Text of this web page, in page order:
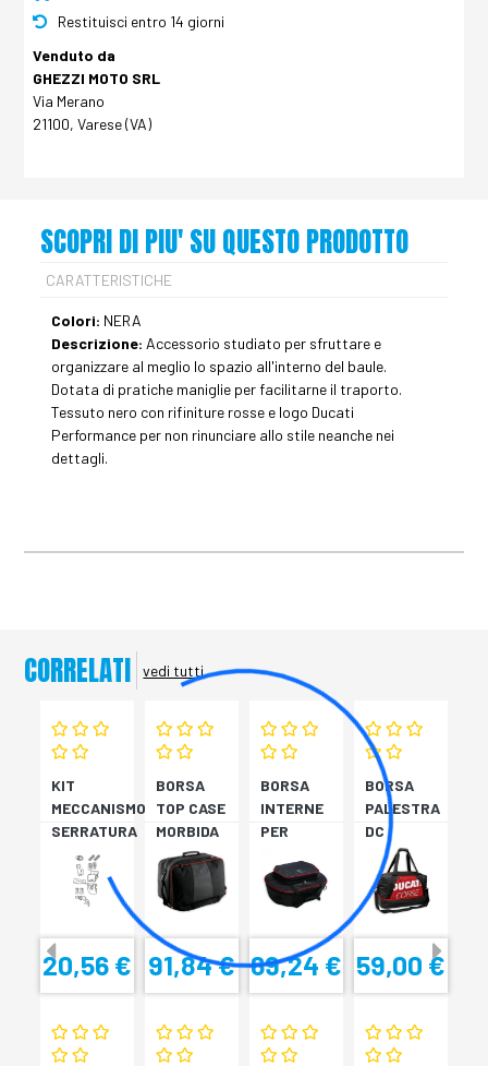
Restituisci entro 14 giorni
Venduto da
GHEZZI MOTO SRL
Via Merano
21100, Varese (VA)
SCOPRI DI PIU' SU QUESTO PRODOTTO
CARATTERISTICHE
Colori: NERA
Descrizione: Accessorio studiato per sfruttare e
organizzare al meglio lo spazio all'interno del baule.
Dotata di pratiche maniglie per facilitarne il traporto.
Tessuto nero con rifiniture rosse e logo Ducati
Performance per non rinunciare allo stile neanche nei
dettagli.
CORRELATI vedi tutti
KIT
MECCANISMO
SERRATURA
SH33
SH34
20,56 €
BORSA
TOP CASE
MORBIDA
91,84 €
BORSA
INTERNE
PER
1706
69,24 €
BORSA
PALESTRA
DC
FREETIME
59,00 €